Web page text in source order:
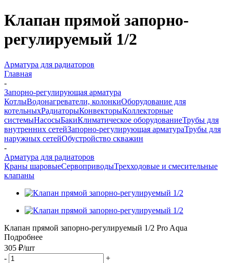
Клапан прямой запорно-
регулируемый 1/2
Арматура для радиаторов
Главная
-
Запорно-регулирующая арматура
КотлыВодонагреватели, колонкиОборудование для
котельныхРадиаторыКонвекторыКоллекторные
системыНасосыБакиКлиматическое оборудованиеТрубы для
внутренних сетейЗапорно-регулирующая арматураТрубы для
наружных сетейОбустройство скважин
-
Арматура для радиаторов
Краны шаровыеСервоприводыТрехходовые и смесительные
клапаны
Клапан прямой запорно-регулируемый 1/2 Pro Aqua
Подробнее
305 ₽/шт
-
+